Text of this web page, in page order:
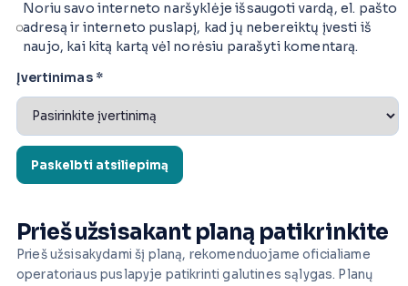
Noriu savo interneto naršyklėje išsaugoti vardą, el. pašto
adresą ir interneto puslapį, kad jų nebereiktų įvesti iš
naujo, kai kitą kartą vėl norėsiu parašyti komentarą.
Įvertinimas *
Prieš užsisakant planą patikrinkite
Prieš užsisakydami šį planą, rekomenduojame oficialiame
operatoriaus puslapyje patikrinti galutines sąlygas. Planų